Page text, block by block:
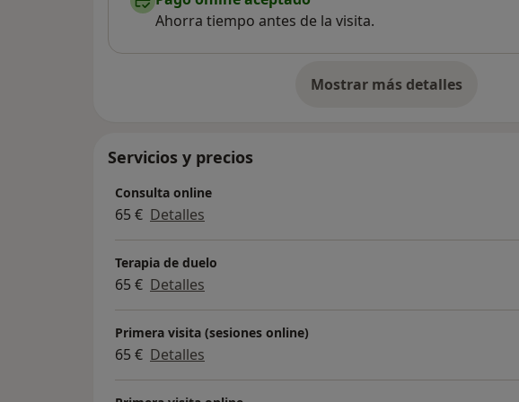
página web).
Ahorra tiempo antes de la visita.
Mostrar más detalles
sobre la experiencia
Servicios y precios
Consulta online
65 € Detalles
Terapia de duelo
65 € Detalles
Primera visita (sesiones online)
65 € Detalles